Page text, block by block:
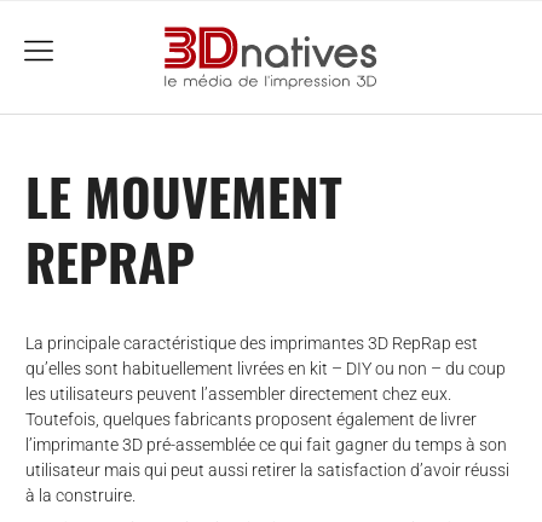
menu
LE MOUVEMENT
REPRAP
La principale caractéristique des imprimantes 3D RepRap est
qu’elles sont habituellement livrées en kit – DIY ou non – du coup
les utilisateurs peuvent l’assembler directement chez eux.
Toutefois, quelques fabricants proposent également de livrer
l’imprimante 3D pré-assemblée ce qui fait gagner du temps à son
utilisateur mais qui peut aussi retirer la satisfaction d’avoir réussi
à la construire.